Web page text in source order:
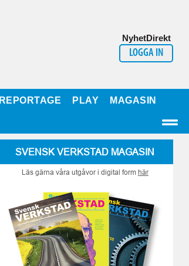
NyhetDirekt
LOGGA IN
REPORTAGE PLAY MAGASIN
SVENSK VERKSTAD MAGASIN
Läs gärna våra utgåvor i digital form här